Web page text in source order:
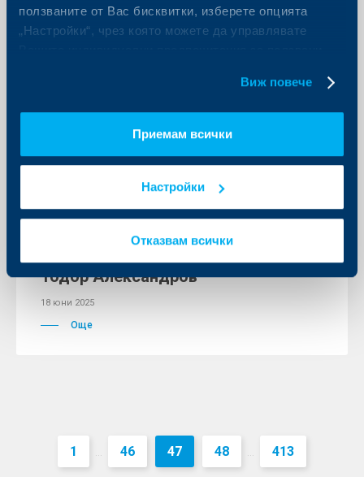
ползваните от Вас бисквитки, изберете опцията
„Настройки“, чрез която можете да управлявате
Виж повече
Приемам всички
Настройки
Отказвам всички
20 юни 2025
За първи път тази година ОББ и ДЗИ се включиха в
Прекъсване на
Тодор Александров
18 юни 2025
Още
1 ... 46 47 48 ... 413